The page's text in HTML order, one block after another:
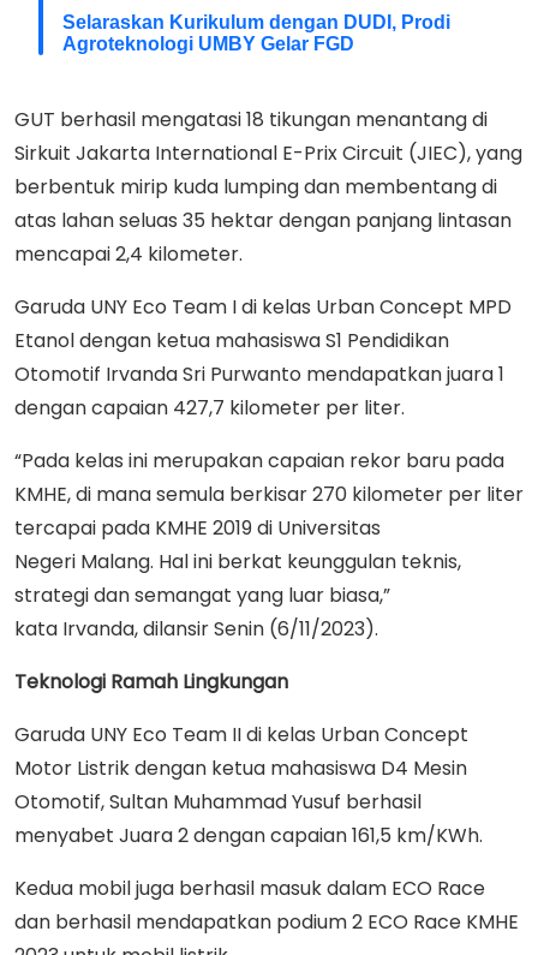
Selaraskan Kurikulum dengan DUDI, Prodi
Agroteknologi UMBY Gelar FGD
GUT berhasil mengatasi 18 tikungan menantang di
Sirkuit Jakarta International E-Prix Circuit (JIEC), yang
berbentuk mirip kuda lumping dan membentang di
atas lahan seluas 35 hektar dengan panjang lintasan
mencapai 2,4 kilometer.
Garuda UNY Eco Team I di kelas Urban Concept MPD
Etanol dengan ketua mahasiswa S1 Pendidikan
Otomotif Irvanda Sri Purwanto mendapatkan juara 1
dengan capaian 427,7 kilometer per liter.
“Pada kelas ini merupakan capaian rekor baru pada
KMHE, di mana semula berkisar 270 kilometer per liter
tercapai pada KMHE 2019 di Universitas
Negeri Malang. Hal ini berkat keunggulan teknis,
strategi dan semangat yang luar biasa,”
kata Irvanda, dilansir Senin (6/11/2023).
Teknologi Ramah Lingkungan
Garuda UNY Eco Team II di kelas Urban Concept
Motor Listrik dengan ketua mahasiswa D4 Mesin
Otomotif, Sultan Muhammad Yusuf berhasil
menyabet Juara 2 dengan capaian 161,5 km/KWh.
Kedua mobil juga berhasil masuk dalam ECO Race
dan berhasil mendapatkan podium 2 ECO Race KMHE